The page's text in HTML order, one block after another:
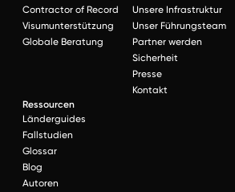
Contractor of Record
Visumunterstützung
Globale Beratung
Unsere Infrastruktur
Unser Führungsteam
Partner werden
Sicherheit
Presse
Kontakt
Ressourcen
Länderguides
Fallstudien
Glossar
Blog
Autoren